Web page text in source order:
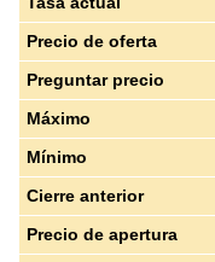
Precio de oferta
Preguntar precio
Máximo
Mínimo
Cierre anterior
Precio de apertura